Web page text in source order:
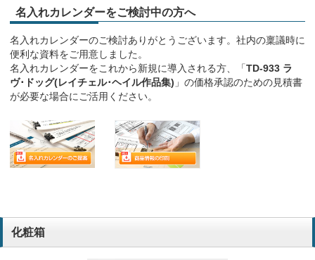
名入れカレンダーをご検討中の方へ
名入れカレンダーのご検討ありがとうございます。社内の稟議時に
便利な資料をご用意しました。
名入れカレンダーをこれから新規に導入される方、「TD-933 ラ
ヴ･ドッグ(レイチェル･ヘイル作品集) 」の価格承認のための見積書
が必要な場合にご活用ください。
化粧箱